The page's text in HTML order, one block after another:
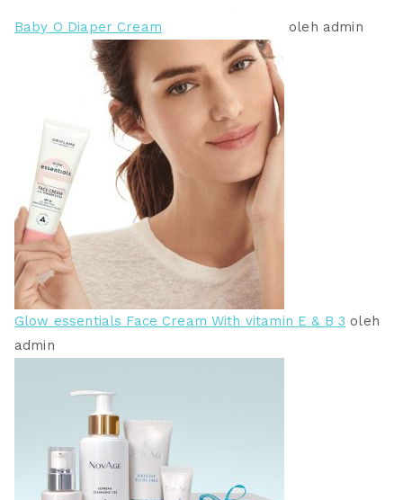
0
0
Baby O Diaper Cream oleh admin
Glow essentials Face Cream With vitamin E & B 3 oleh
admin